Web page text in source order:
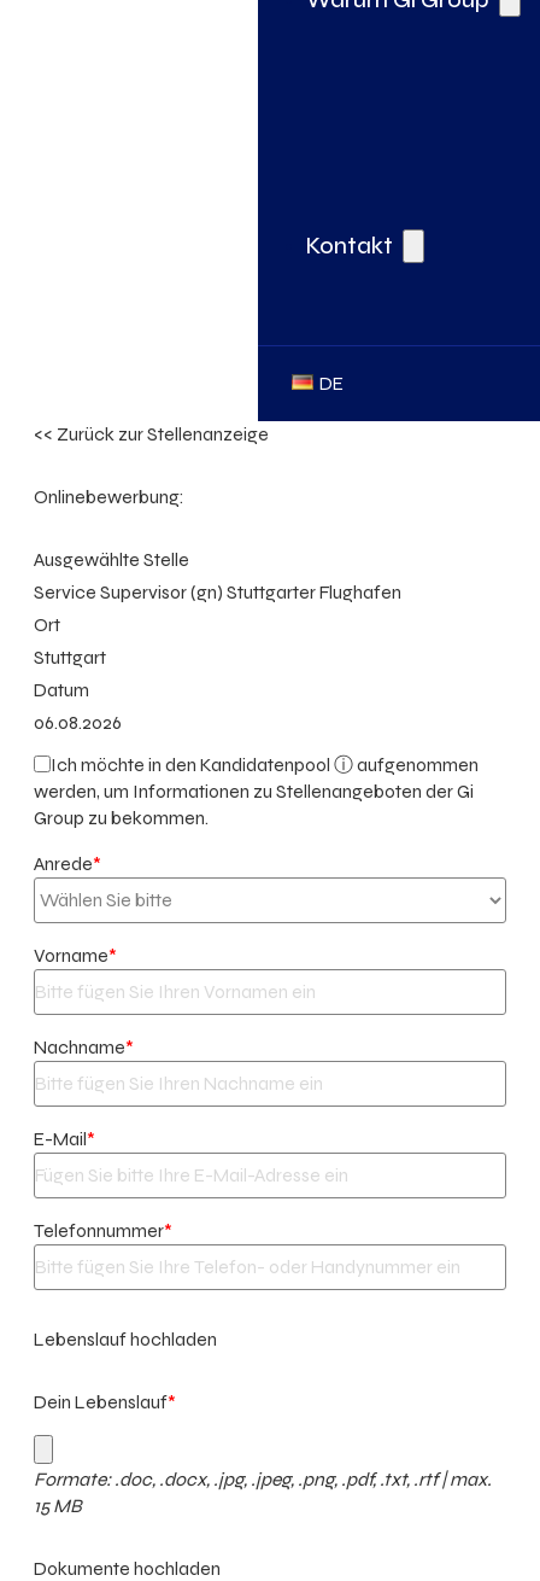
Kontakt
DE
<< Zurück zur Stellenanzeige
Onlinebewerbung:
Ausgewählte Stelle
Service Supervisor (gn) Stuttgarter Flughafen
Ort
Stuttgart
Datum
06.08.2026
Ich möchte in denKandidatenpool ⓘaufgenommen
werden, um Informationen zu Stellenangeboten der Gi
Group zu bekommen.
Anrede*
Vorname*
Nachname*
E-Mail*
Telefonnummer*
Lebenslauf hochladen
Dein Lebenslauf*
Formate: .doc, .docx, .jpg, .jpeg, .png, .pdf, .txt, .rtf | max.
15 MB
Dokumente hochladen